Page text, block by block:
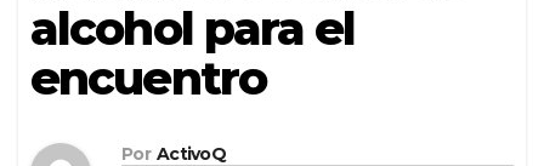
alcohol para el
encuentro
Por ActivoQ